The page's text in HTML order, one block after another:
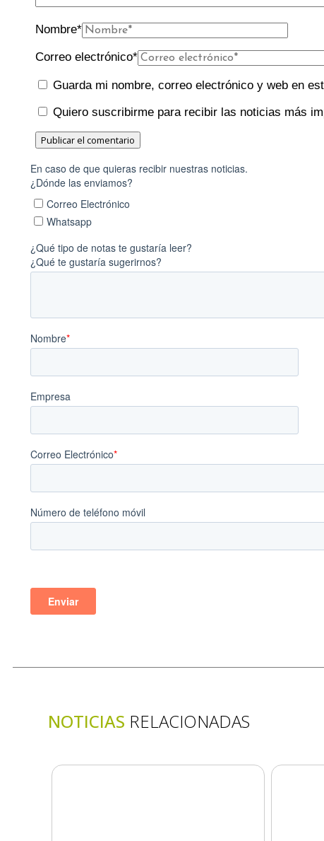
Nombre*
Correo electrónico*
Guarda mi nombre, correo electrónico y web en
Quiero suscribirme para recibir las noticias más
NOTICIAS RELACIONADAS